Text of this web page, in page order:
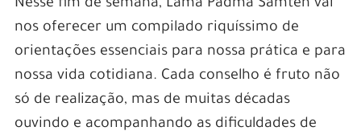
Nesse fim de semana, Lama Padma Samten vai
nos oferecer um compilado riquíssimo de
orientações essenciais para nossa prática e para
nossa vida cotidiana. Cada conselho é fruto não
só de realização, mas de muitas décadas
ouvindo e acompanhando as dificuldades de